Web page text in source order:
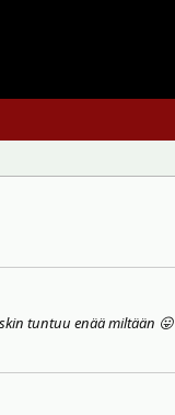
tuntuu enää miltään 😛